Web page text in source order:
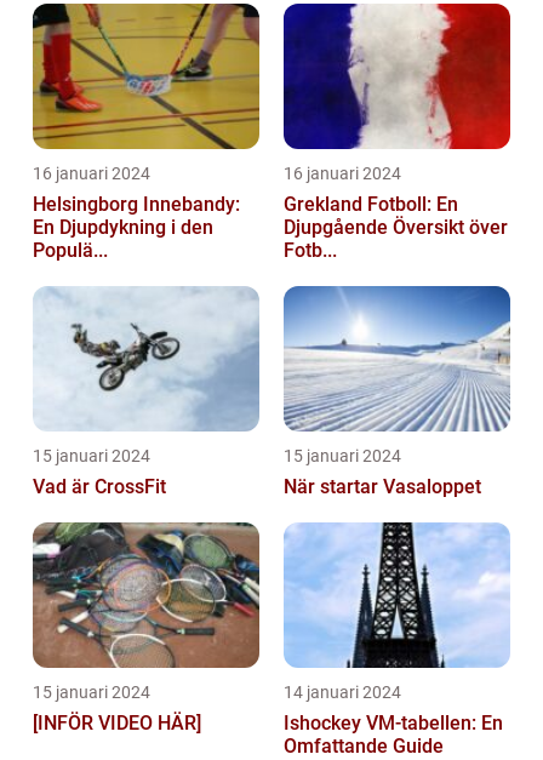
16 januari 2024
Helsingborg Innebandy:
En Djupdykning i den
Populä...
16 januari 2024
Grekland Fotboll: En
Djupgående Översikt över
Fotb...
15 januari 2024
Vad är CrossFit
15 januari 2024
När startar Vasaloppet
15 januari 2024
[INFÖR VIDEO HÄR]
14 januari 2024
Ishockey VM-tabellen: En
Omfattande Guide